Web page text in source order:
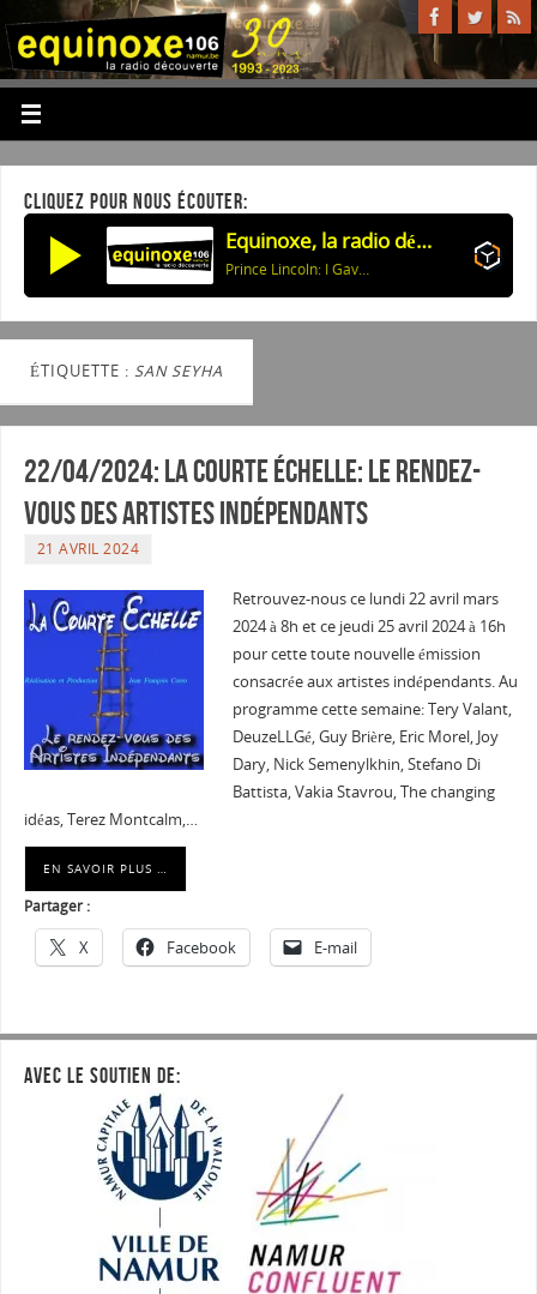
CLIQUEZ POUR NOUS ÉCOUTER:
Equinoxe, la radio découverte
Prince Lincoln: I Gave You My Devotion
ÉTIQUETTE : SAN SEYHA
22/04/2024: La courte échelle: Le rendez-
vous des artistes indépendants
21 AVRIL 2024
Retrouvez-nous ce lundi 22 avril mars
2024 à 8h et ce jeudi 25 avril 2024 à 16h
pour cette toute nouvelle émission
consacrée aux artistes indépendants. Au
programme cette semaine: Tery Valant,
DeuzeLLGé, Guy Brière, Eric Morel, Joy
Dary, Nick Semenylkhin, Stefano Di
Battista, Vakia Stavrou, The changing
idéas, Terez Montcalm,…
EN SAVOIR PLUS …
Partager :
X Facebook E-mail
AVEC LE SOUTIEN DE: